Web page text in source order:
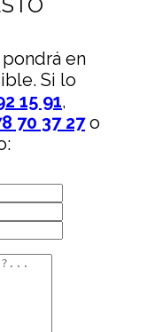
en
Si lo
15 91,
70 37 27o